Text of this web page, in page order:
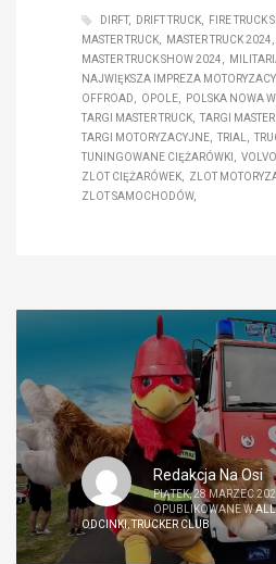
DIRFT DRIFT TRUCK
FIRE TRUCK
MASTER TRUCK
MASTER TRUCK 2024
MASTER TRUCK SHOW 2024
NAJWIĘKSZA IMPREZA
OFFROAD
OPOLE POLSKA NOWA
TARGI MASTER TRUCK
TARGI
TARGI MOTORYZACYJNE
TRIAL
TUNINGOWANE CIĘŻARÓWKI
ZLOT CIĘŻARÓWEK
ZLOT
ZLOT SAMOCHODÓW
Redakcja Na Osi
PIĄTEK, 28 MARZEC
OPUBLIKOWANE WALL
ODCINKI,TRUCKER CLUB